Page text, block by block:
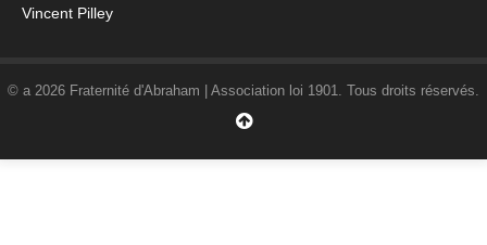
Vincent Pilley
© a 2026 Fraternité d'Abraham | Association loi 1901. Tous droits réservés.